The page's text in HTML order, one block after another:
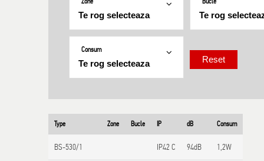
Consum
Type Zone Bucle IP dB Consum
BS-530/1 IP42 C 94dB 1,2W